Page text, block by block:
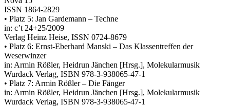
ISSN 1864-2829
• Platz 5: Jan Gardemann – Techne
in: c’t 24+25/2009
Verlag Heinz Heise, ISSN 0724-8679
• Platz 6: Ernst-Eberhard Manski – Das Klassentreffen der
Weserwinzer
in: Armin Rößler, Heidrun Jänchen [Hrsg.], Molekularmusik
Wurdack Verlag, ISBN 978-3-938065-47-1
• Platz 7: Armin Rößler – Die Fänger
in: Armin Rößler, Heidrun Jänchen [Hrsg.], Molekularmusik
Wurdack Verlag, ISBN 978-3-938065-47-1